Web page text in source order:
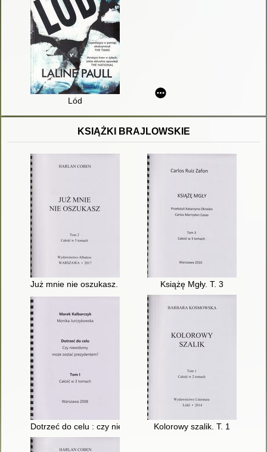
Lód
KSIĄŻKI BRAJLOWSKIE
Już mnie nie oszukasz. T. 2 Książę Mgły. T. 3
Dotrzeć do celu : czy niewidomy może zostać prezydentem?.
Kolorowy szalik. T. 1